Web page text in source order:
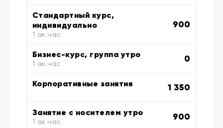
Стандартный курс,
индивидуально
1 ак.час
900
Бизнес-курс, группа утро
1 ак.час 0
Корпоративные занятия 1 350
Занятие с носителем утро
1 ак.час 900